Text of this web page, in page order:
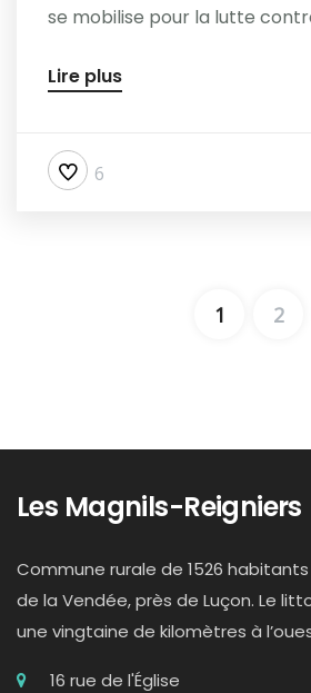
se mobilise pour la lutte
Lire plus
6
1 2
Les Magnils-Reigniers
Commune rurale de 1526
de la Vendée, près de Luçon. Le
une vingtaine de kilomètres à
16 rue de l'Église